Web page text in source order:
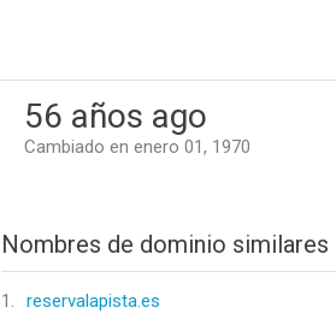
56 años ago
Cambiado en enero 01, 1970
Nombres de dominio similares
1.
reservalapista.es